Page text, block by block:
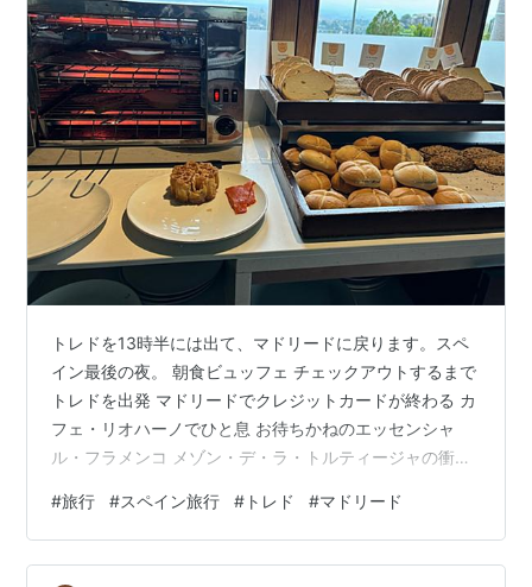
トレドを13時半には出て、マドリードに戻ります。スペ
イン最後の夜。 朝食ビュッフェ チェックアウトするまで
トレドを出発 マドリードでクレジットカードが終わる カ
フェ・リオハーノでひと息 お待ちかねのエッセンシャ
ル・フラメンコ メゾン・デ・ラ・トルティージャの衝撃
前日に気絶するように寝て、十分すぎるほどの睡眠時間
をとるとスッキリと目覚めた。やはり旅行中はよく寝な
いとダメだ。シャワーを浴びてスッキリした状態で、前
#旅行 #スペイン旅行 # トレド #マドリード